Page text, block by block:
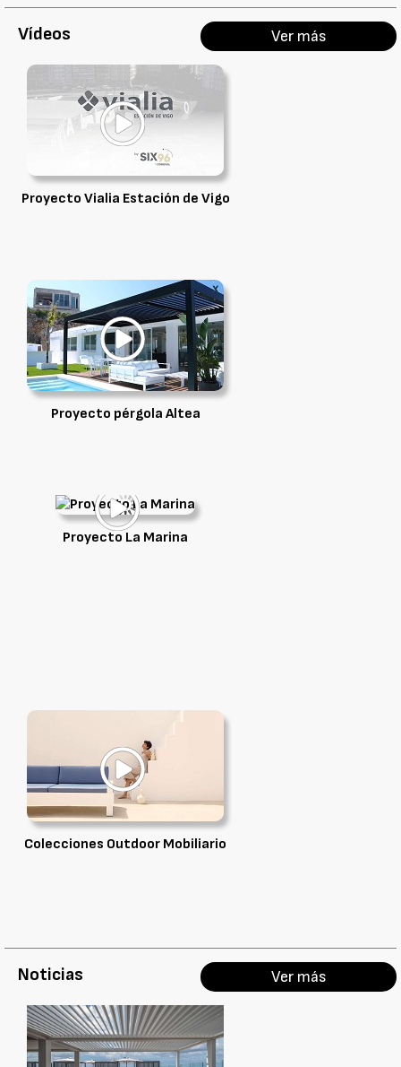
Vídeos Ver más
Proyecto Vialia Estación de Vigo
Proyecto pérgola Altea
Proyecto La Marina
Colecciones Outdoor Mobiliario
Noticias Ver más